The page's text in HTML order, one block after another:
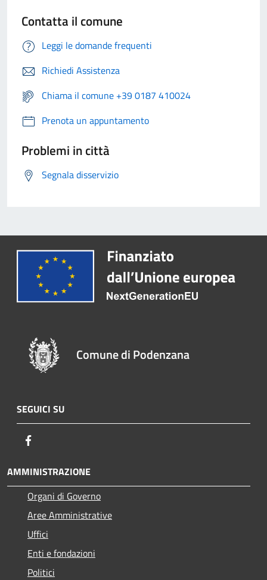
Contatta il comune
Leggi le domande frequenti
Richiedi Assistenza
Chiama il comune +39 0187 410024
Prenota un appuntamento
Problemi in città
Segnala disservizio
Comune di Podenzana
SEGUICI SU
AMMINISTRAZIONE
Organi di Governo
Aree Amministrative
Uffici
Enti e fondazioni
Politici